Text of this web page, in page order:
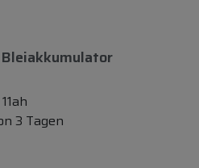
Bleiakkumulator
3 Tagen